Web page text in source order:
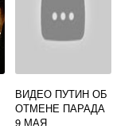
ВИДЕО ПУТИН ОБ
ОТМЕНЕ ПАРАДА
9 МАЯ